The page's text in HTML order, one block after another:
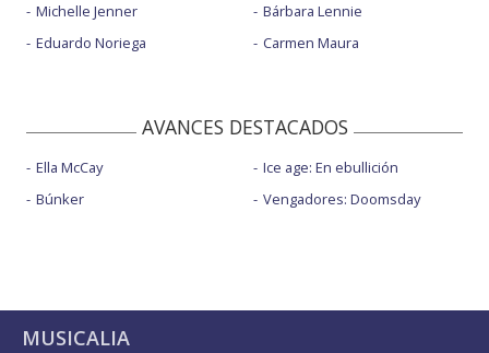
Michelle Jenner
Eduardo Noriega
Bárbara Lennie
Carmen Maura
AVANCES DESTACADOS
Ella McCay
Búnker
Ice age: En ebullición
Vengadores: Doomsday
MUSICALIA